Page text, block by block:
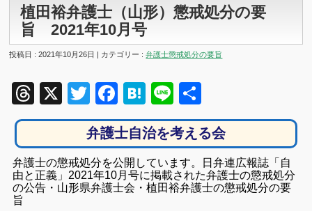
植田裕弁護士（山形）懲戒処分の要
旨 2021年10月号
投稿日 : 2021年10月26日 | カテゴリー :弁護士懲戒処分の要旨
Threads
X TwitterFacebook
Hatena
Line
有
弁護士自治を考える会
弁護士の懲戒処分を公開しています。日弁連広報誌「自
由と正義」2021年10月号に掲載された弁護士の懲戒処分
の公告・山形県弁護士会・植田裕弁護士の懲戒処分の要
旨